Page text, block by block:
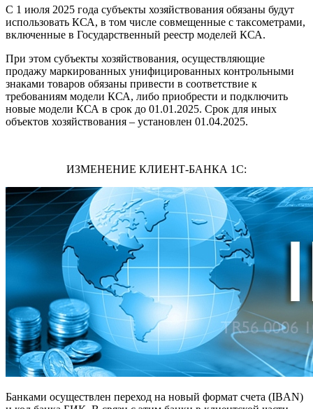
С 1 июля 2025 года субъекты хозяйствования обязаны будут
использовать КСА, в том числе совмещенные с таксометрами,
включенные в Государственный реестр моделей КСА.
При этом субъекты хозяйствования, осуществляющие
продажу маркированных унифицированных контрольными
знаками товаров обязаны привести в соответствие к
требованиям модели КСА, либо приобрести и подключить
новые модели КСА в срок до 01.01.2025. Срок для иных
объектов хозяйствования – установлен 01.04.2025.
ИЗМЕНЕНИЕ КЛИЕНТ-БАНКА 1С:
Банками осуществлен переход на новый формат счета (IBAN)